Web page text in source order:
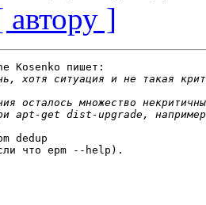
автору ]
Kosenko пишет:
dedup
что epm --help).